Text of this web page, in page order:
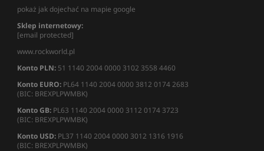
pokaż jak dojechać na mapie google
Sklep internetowy:
[email protected]
www.rockworld.pl
Konto PLN: 51 1140 2004 0000 3102 3558 4460
Konto EURO: PL64 1140 2004 0000 3812 0174 2683
(BIC: BREXPLPWMBK)
Konto GB: PL63 1140 2004 0000 3112 0174 3723
(BIC: BREXPLPWMBK)
Konto USD: PL37 1140 2004 0000 3012 1316 1916
(BIC: BREXPLPWMBK)